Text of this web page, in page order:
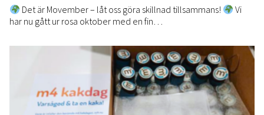
Det är Movember – låt oss göra skillnad tillsammans!
Vi
har nu gått ur rosa oktober med en fin…